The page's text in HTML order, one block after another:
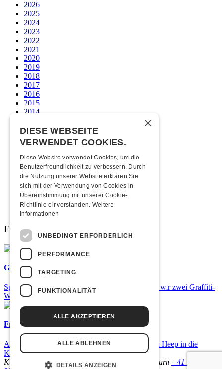
2026
2025
2024
2023
2022
2021
2020
2019
2018
2017
2016
2015
2014
2012
2011
2010
2009
2008
2007
2006
2005
2004
2003
Fabrikgeflüster
Graffiti-Workshops
Spray dein eigenes Graffiti! Im September führen wir zwei Graffiti-
Workshops für Kinder und Jugendliche durch.
Frisch bestätigt: Uriah Heep
Am Sonntag, 15. November 2026 kommen Uriah Heep in die
Kulturfabrik Kofmehl!
Kulturfabrik Kofmehl Kofmehlweg 1 4502 Solothurn +41 32 621
×
DIESE WEBSEITE
VERWENDET COOKIES.
Diese Website verwendet Cookies, um die
Benutzerfreundlichkeit zu verbessern. Durch
die Nutzung unserer Website erklären Sie
sich mit der Verwendung von Cookies in
Übereinstimmung mit unserer Cookie-
Richtlinie einverstanden. Weitere
Informationen
UNBEDINGT ERFORDERLICH
PERFORMANCE
TARGETING
FUNKTIONALITÄT
ALLE AKZEPTIEREN
ALLE ABLEHNEN
DETAILS ANZEIGEN